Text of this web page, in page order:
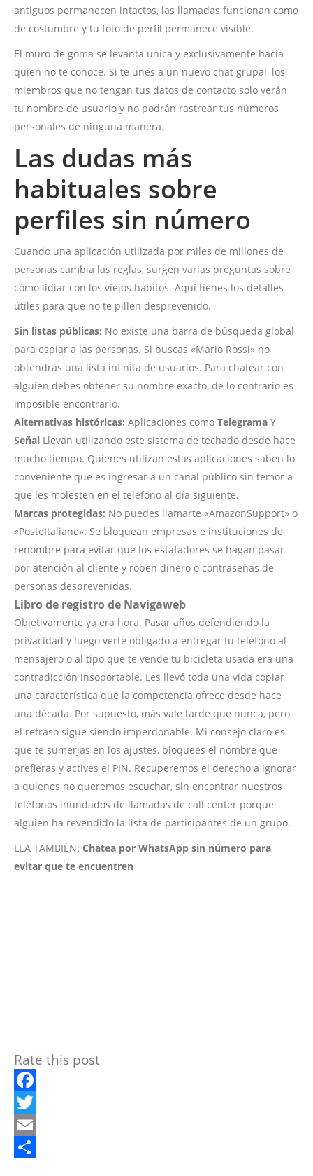
antiguos permanecen intactos, las llamadas funcionan como
de costumbre y tu foto de perfil permanece visible.
El muro de goma se levanta única y exclusivamente hacia
quien no te conoce. Si te unes a un nuevo chat grupal, los
miembros que no tengan tus datos de contacto solo verán
tu nombre de usuario y no podrán rastrear tus números
personales de ninguna manera.
Las dudas más
habituales sobre
perfiles sin número
Cuando una aplicación utilizada por miles de millones de
personas cambia las reglas, surgen varias preguntas sobre
cómo lidiar con los viejos hábitos. Aquí tienes los detalles
útiles para que no te pillen desprevenido.
Sin listas públicas: No existe una barra de búsqueda global
para espiar a las personas. Si buscas «Mario Rossi» no
obtendrás una lista infinita de usuarios. Para chatear con
alguien debes obtener su nombre exacto, de lo contrario es
imposible encontrarlo.
Alternativas históricas: Aplicaciones como Telegrama Y
Señal Llevan utilizando este sistema de techado desde hace
mucho tiempo. Quienes utilizan estas aplicaciones saben lo
conveniente que es ingresar a un canal público sin temor a
que les molesten en el teléfono al día siguiente.
Marcas protegidas: No puedes llamarte «AmazonSupport» o
«PosteItaliane». Se bloquean empresas e instituciones de
renombre para evitar que los estafadores se hagan pasar
por atención al cliente y roben dinero o contraseñas de
personas desprevenidas.
Libro de registro de Navigaweb
Objetivamente ya era hora. Pasar años defendiendo la
privacidad y luego verte obligado a entregar tu teléfono al
mensajero o al tipo que te vende tu bicicleta usada era una
contradicción insoportable. Les llevó toda una vida copiar
una característica que la competencia ofrece desde hace
una década. Por supuesto, más vale tarde que nunca, pero
el retraso sigue siendo imperdonable. Mi consejo claro es
que te sumerjas en los ajustes, bloquees el nombre que
prefieras y actives el PIN. Recuperemos el derecho a ignorar
a quienes no queremos escuchar, sin encontrar nuestros
teléfonos inundados de llamadas de call center porque
alguien ha revendido la lista de participantes de un grupo.
LEA TAMBIÉN: Chatea por WhatsApp sin número para
evitar que te encuentren
Rate this post
Facebook
Twitter
Email